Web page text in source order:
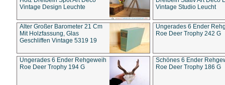
Vintage Design Leuchte
Vintage Studio Leucht
Alter Großer Barometer 21 Cm
Mit Holzfassung, Glas
Geschliffen Vintage 5319 19
Ungerades 6 Ender
Roe Deer Trophy 242 G
Ungerades 6 Ender Rehgeweih
Roe Deer Trophy 194 G
Schönes 6 Ender
Roe Deer Trophy 186 G